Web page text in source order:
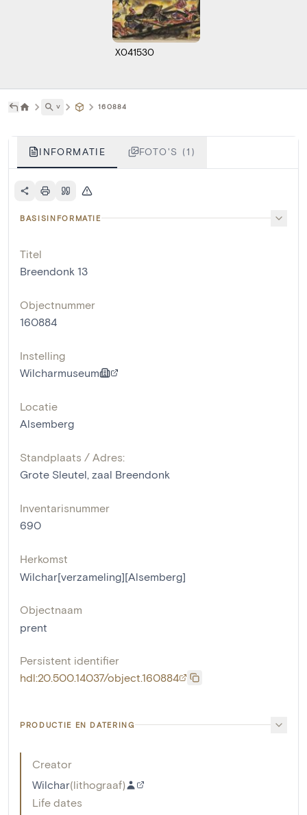
X041530
˅ 160884
INFORMATIE FOTO'S (1)
BASISINFORMATIE
Titel
Breendonk 13
Objectnummer
160884
Instelling
Wilcharmuseum
Locatie
Alsemberg
Standplaats / Adres:
Grote Sleutel, zaal Breendonk
Inventarisnummer
690
Herkomst
Wilchar[verzameling][Alsemberg]
Objectnaam
prent
Persistent identifier
hdl:20.500.14037/object.160884
PRODUCTIE EN DATERING
Creator
Wilchar(lithograaf)
Life dates